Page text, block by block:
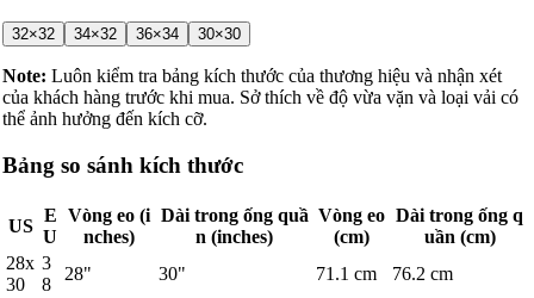
32×32 34×32 36×34 30×30
Note: Luôn kiểm tra bảng kích thước của thương hiệu và nhận xét
của khách hàng trước khi mua. Sở thích về độ vừa vặn và loại vải có
thể ảnh hưởng đến kích cỡ.
Bảng so sánh kích thước
US
E
U
Vòng eo (i
nches)
Dài trong ống quầ
n (inches)
Vòng eo
(cm)
Dài trong ống q
uần (cm)
28x
30
3
8
28" 30" 71.1 cm 76.2 cm